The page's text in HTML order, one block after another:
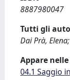
8887980047
Tutti gli
Dai Prà,
Appare
04.1 Saggio